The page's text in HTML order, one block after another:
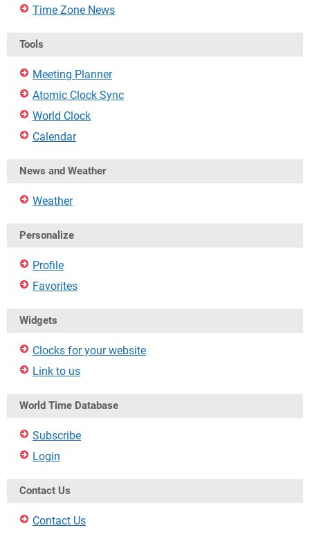
Time Zone News
Tools
Meeting Planner
Atomic Clock Sync
World Clock
Calendar
News and Weather
Weather
Personalize
Profile
Favorites
Widgets
Clocks for your website
Link to us
World Time Database
Subscribe
Login
Contact Us
Contact Us